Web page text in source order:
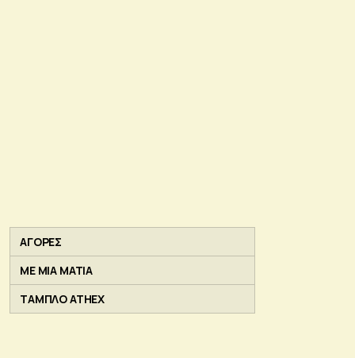
ΑΓΟΡΕΣ
ΜΕ ΜΙΑ ΜΑΤΙΑ
ΤΑΜΠΛΟ ATHEX